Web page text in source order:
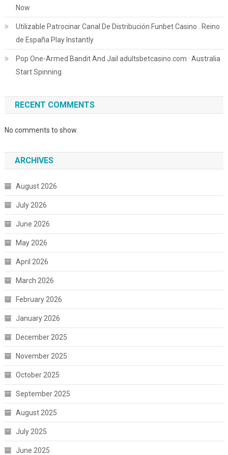
Now
Utilizable Patrocinar Canal De Distribución Funbet Casino . Reino
de España Play Instantly
Pop One-Armed Bandit And Jail adultsbetcasino.com · Australia
Start Spinning
RECENT COMMENTS
No comments to show.
ARCHIVES
August 2026
July 2026
June 2026
May 2026
April 2026
March 2026
February 2026
January 2026
December 2025
November 2025
October 2025
September 2025
August 2025
July 2025
June 2025